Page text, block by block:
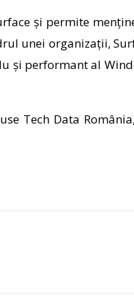
și permite
unei organizații,
și performant al
Tech Data